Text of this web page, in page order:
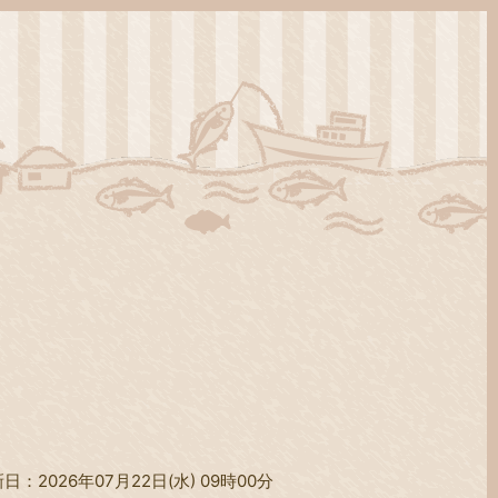
日：2026年07月22日(水) 09時00分